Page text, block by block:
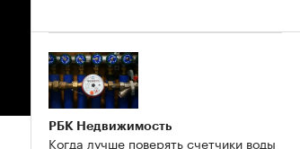
РБК Недвижимость
Когда лучше поверять счетчики воды